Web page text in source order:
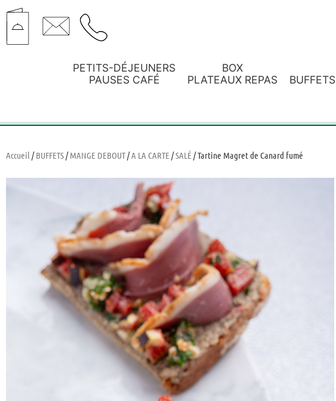
PETITS-DÉJEUNERS
PAUSES CAFÉ
BOX
PLATEAUX REPAS
BUFFETS
Accueil /BUFFETS/MANGE DEBOUT/A LA CARTE /SALÉ / Tartine Magret de Canard fumé